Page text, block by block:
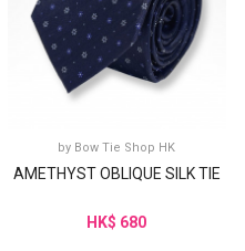
by Bow Tie Shop HK
AMETHYST OBLIQUE SILK TIE
HK$ 680